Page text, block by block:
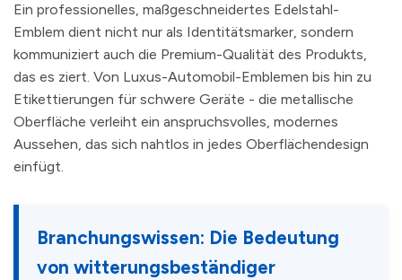
Ein professionelles, maßgeschneidertes Edelstahl-
Emblem dient nicht nur als Identitätsmarker, sondern
kommuniziert auch die Premium-Qualität des Produkts,
das es ziert. Von Luxus-Automobil-Emblemen bis hin zu
Etikettierungen für schwere Geräte - die metallische
Oberfläche verleiht ein anspruchsvolles, modernes
Aussehen, das sich nahtlos in jedes Oberflächendesign
einfügt.
Branchungswissen: Die Bedeutung
von witterungsbeständiger